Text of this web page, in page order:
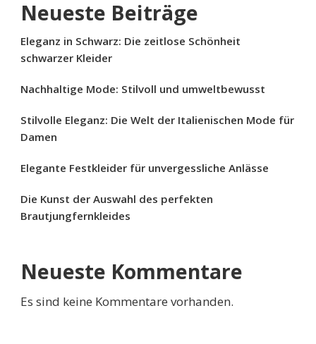
Neueste Beiträge
Eleganz in Schwarz: Die zeitlose Schönheit
schwarzer Kleider
Nachhaltige Mode: Stilvoll und umweltbewusst
Stilvolle Eleganz: Die Welt der Italienischen Mode für
Damen
Elegante Festkleider für unvergessliche Anlässe
Die Kunst der Auswahl des perfekten
Brautjungfernkleides
Neueste Kommentare
Es sind keine Kommentare vorhanden.